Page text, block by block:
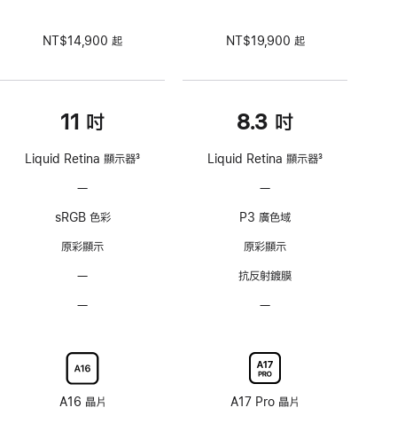
NT$14,900 起
11 吋
Liquid Retina 顯示器3
—
援
ProMotion
sRGB 色彩
原彩顯示
—
鍍
膜
—
紋
理
顯
A16 晶片
NT$19,900 起
8.3 吋
Liquid Retina 顯示器3
—
援
ProMotion
術
P3 廣色域
原彩顯示
抗反射鍍膜
—
紋
理
顯
A17 Pro 晶片